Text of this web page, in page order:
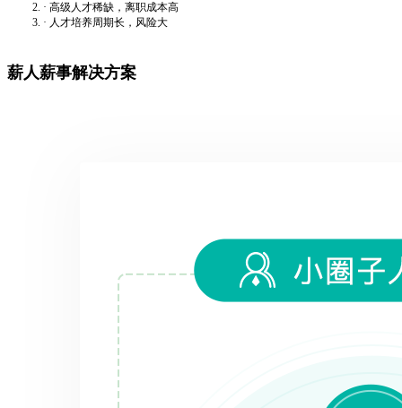
· 高级人才稀缺，离职成本高
· 人才培养周期长，风险大
薪人薪事解决方案